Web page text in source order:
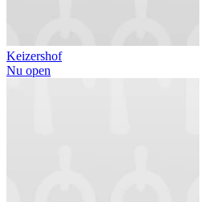
Keizershof
Nu open